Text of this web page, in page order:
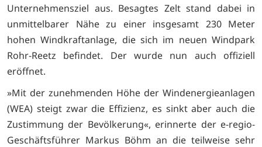
Unternehmensziel aus. Besagtes Zelt stand dabei in
unmittelbarer Nähe zu einer insgesamt 230 Meter
hohen Windkraftanlage, die sich im neuen Windpark
Rohr-Reetz befindet. Der wurde nun auch offiziell
eröffnet.
»Mit der zunehmenden Höhe der Windenergieanlagen
(WEA) steigt zwar die Effizienz, es sinkt aber auch die
Zustimmung der Bevölkerung«, erinnerte der e-regio-
Geschäftsführer Markus Böhm an die teilweise sehr